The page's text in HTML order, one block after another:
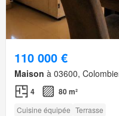
110 000 €
Maison à 03600,
4 80 m²
Cuisine équipée Terrasse